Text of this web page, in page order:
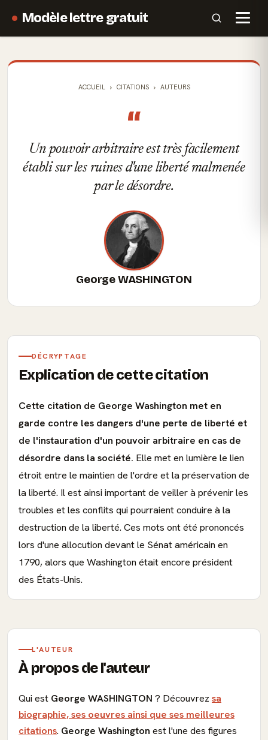
Modèle lettre gratuit
ACCUEIL CITATIONS AUTEURS
“
Un pouvoir arbitraire est très facilement
établi sur les ruines d'une liberté malmenée
par le désordre.
George WASHINGTON
DÉCRYPTAGE
Explication de cette citation
Cette citation de George Washington met en
garde contre les dangers d'une perte de liberté et
de l'instauration d'un pouvoir arbitraire en cas de
désordre dans la société. Elle met en lumière le lien
étroit entre le maintien de l'ordre et la préservation de
la liberté. Il est ainsi important de veiller à prévenir les
troubles et les conflits qui pourraient conduire à la
destruction de la liberté. Ces mots ont été prononcés
lors d'une allocution devant le Sénat américain en
1790, alors que Washington était encore président
des États-Unis.
L'AUTEUR
À propos de l'auteur
Qui est George WASHINGTON ? Découvrez sa
biographie, ses oeuvres ainsi que ses meilleures
citations. George Washington est l'une des figures